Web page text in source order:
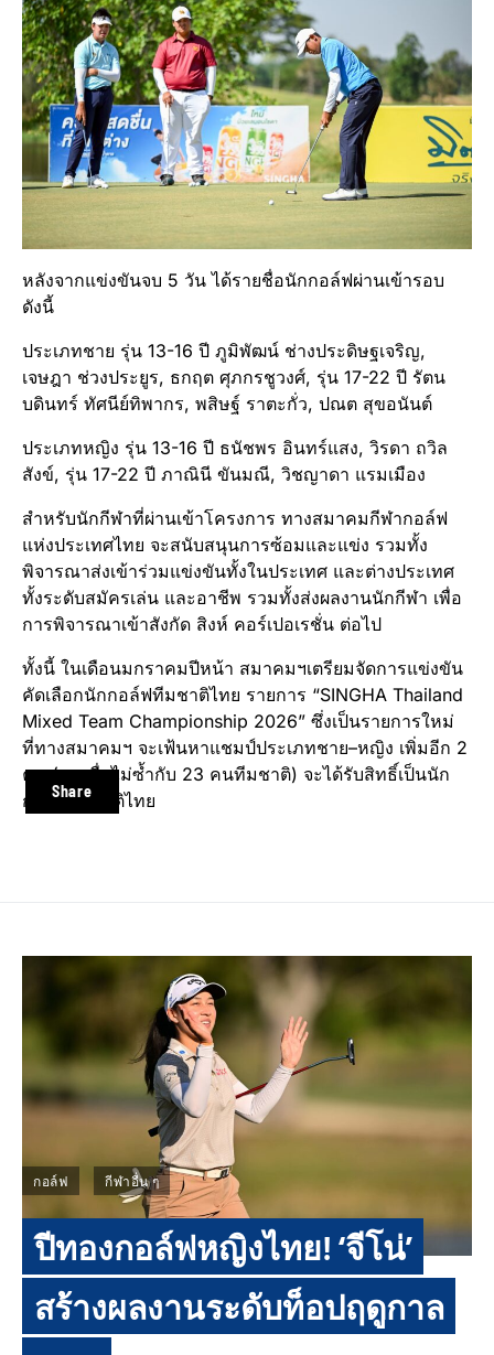
Share
หลังจากแข่งขันจบ 5 วัน ได้รายชื่อนักกอล์ฟผ่านเข้ารอบ
ดังนี้
ประเภทชาย รุ่น 13-16 ปี ภูมิพัฒน์ ช่างประดิษฐเจริญ,
เจษฎา ช่วงประยูร, ธกฤต ศุภกรชูวงศ์, รุ่น 17-22 ปี รัตน
บดินทร์ ทัศนีย์ทิพากร, พสิษฐ์ ราตะกั่ว, ปณต สุขอนันต์
ประเภทหญิง รุ่น 13-16 ปี ธนัชพร อินทร์แสง, วิรดา ถวิล
สังข์, รุ่น 17-22 ปี ภาณินี ขันมณี, วิชญาดา แรมเมือง
สำหรับนักกีฬาที่ผ่านเข้าโครงการ ทางสมาคมกีฬากอล์ฟ
แห่งประเทศไทย จะสนับสนุนการซ้อมและแข่ง รวมทั้ง
พิจารณาส่งเข้าร่วมแข่งขันทั้งในประเทศ และต่างประเทศ
ทั้งระดับสมัครเล่น และอาชีพ รวมทั้งส่งผลงานนักกีฬา เพื่อ
การพิจารณาเข้าสังกัด สิงห์ คอร์เปอเรชั่น ต่อไป
ทั้งนี้ ในเดือนมกราคมปีหน้า สมาคมฯเตรียมจัดการแข่งขัน
คัดเลือกนักกอล์ฟทีมชาติไทย รายการ “SINGHA Thailand
Mixed Team Championship 2026” ซึ่งเป็นรายการใหม่
ที่ทางสมาคมฯ จะเฟ้นหาแชมป์ประเภทชาย–หญิง เพิ่มอีก 2
คน (รายชื่อไม่ซ้ำกับ 23 คนทีมชาติ) จะได้รับสิทธิ์เป็นนัก
กอล์ฟทีมชาติไทย
กอล์ฟ กีฬาอื่น ๆ
ปีทองกอล์ฟหญิงไทย! ‘จีโน่’
สร้างผลงานระดับท็อปฤดูกาล